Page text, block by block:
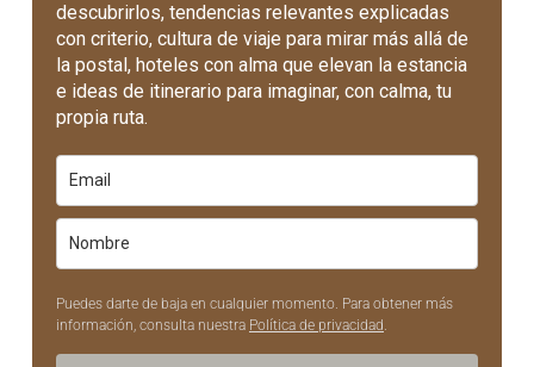
descubrirlos, tendencias relevantes explicadas
con criterio, cultura de viaje para mirar más allá de
la postal, hoteles con alma que elevan la estancia
e ideas de itinerario para imaginar, con calma, tu
propia ruta.
Puedes darte de baja en cualquier momento. Para obtener más
información, consulta nuestra Política de privacidad.